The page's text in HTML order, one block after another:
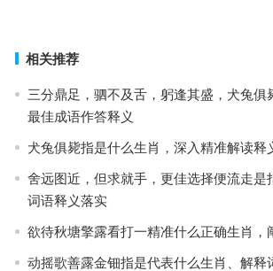
相关推荐
三分鼎足，驷不及舌，躬逢其盛，犬兔俱
最佳成语作答释义
犬兔俱毙指是什么生肖，深入精准解读释
舍远图近，但求就手，更佳选择便流走是
词语释义落实
欲待秋塘擎露看打一精准什么正确生肖，
动摇歌善露金钿指是代表什么生肖、解释